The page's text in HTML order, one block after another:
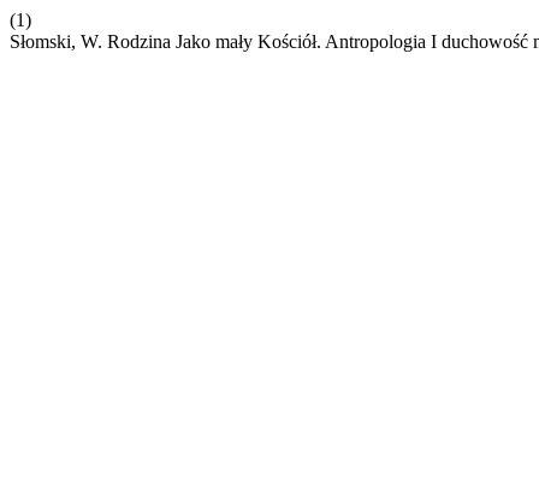
(1)
Słomski, W. Rodzina Jako mały Kościół. Antropologia I